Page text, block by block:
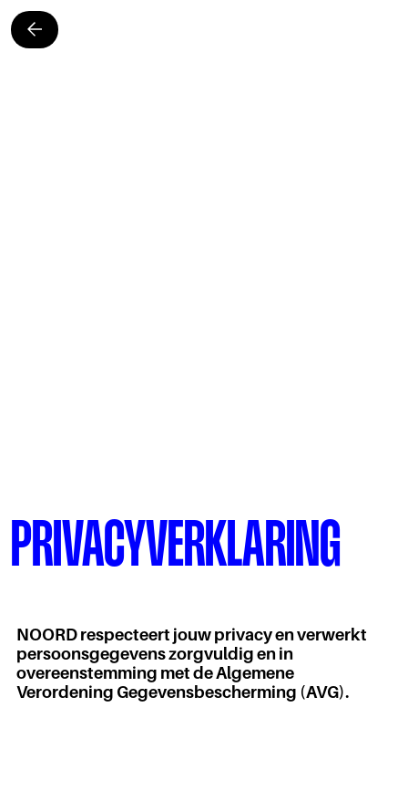
PRIVACYVERKLARING
NOORD respecteert jouw privacy en verwerkt
persoonsgegevens zorgvuldig en in
overeenstemming met de Algemene
Verordening Gegevensbescherming (AVG).